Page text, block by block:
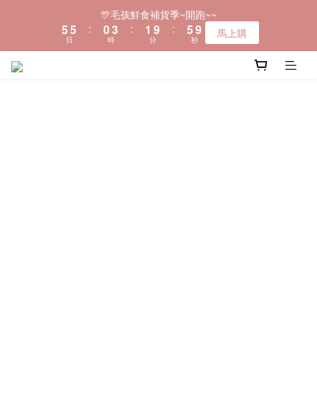
＼全品項現貨~快速出貨❤️／
🎊毛孩鮮食補貨季~開跑~~
5
4
5
4
日
:
1
0
4
3
2
時
:
2
1
0
9
8
分
:
6
5
4
9
8
秒 馬上購